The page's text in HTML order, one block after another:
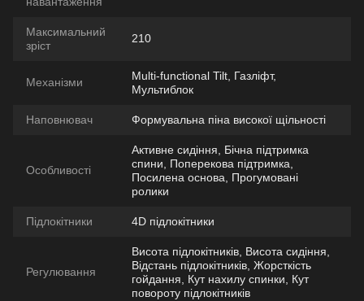
Максимальний
зріст
210
Механізми
Multi-functional Tilt, Газліфт,
Мультиблок
Наповнювач Формувальна піна високої щільності
Особливості
Активне сидіння, Бічна підтримка
спини, Поперекова підтримка,
Посилена основа, Прогумовані
ролики
Підлокітники 4D підлокітники
Регулювання
Висота підлокітників, Висота сидіння,
Відстань підлокітників, Жорсткість
гойдання, Кут нахилу спинки, Кут
повороту підлокітників